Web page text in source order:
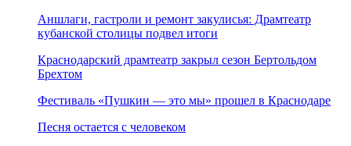
Аншлаги, гастроли и ремонт закулисья: Драмтеатр
кубанской столицы подвел итоги
Краснодарский драмтеатр закрыл сезон Бертольдом
Брехтом
Фестиваль «Пушкин — это мы» прошел в Краснодаре
Песня остается с человеком